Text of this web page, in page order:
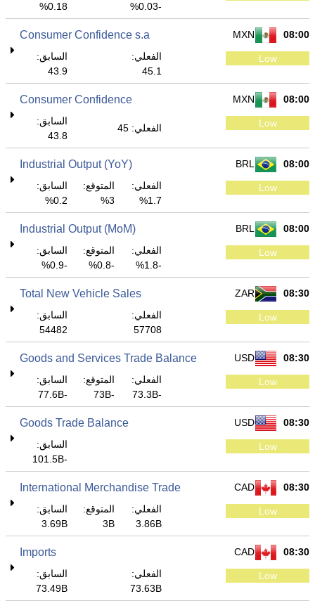
-0.03%
0.18%
08:00
MXN
Consumer Confidence s.a
Low
الفعلي:
45.1
السابق:
43.9
08:00
MXN
Consumer Confidence
Low الفعلي: 45
السابق:
43.8
08:00
BRL
Industrial Output (YoY)
Low
الفعلي:
1.7%
المتوقع:
3%
السابق:
0.2%
08:00
BRL
Industrial Output (MoM)
Low
الفعلي:
-1.8%
المتوقع:
-0.8%
السابق:
-0.9%
08:30
ZAR
Total New Vehicle Sales
Low
الفعلي:
57708
السابق:
54482
08:30
USD
Goods and Services Trade Balance
Low
الفعلي:
-73.3B
المتوقع:
-73B
السابق:
-77.6B
08:30
USD
Goods Trade Balance
Low
السابق:
-101.5B
08:30
CAD
International Merchandise Trade
Low
الفعلي:
3.86B
المتوقع:
3B
السابق:
3.69B
08:30
CAD
Imports
Low
الفعلي:
73.63B
السابق:
73.49B